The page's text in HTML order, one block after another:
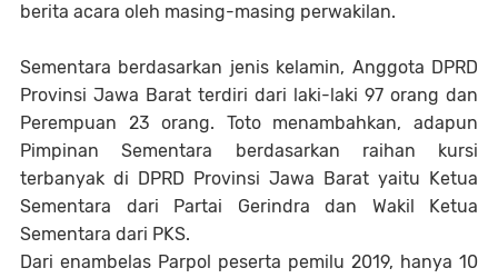
berita acara oleh masing-masing perwakilan.
Sementara berdasarkan jenis kelamin, Anggota DPRD
Provinsi Jawa Barat terdiri dari laki-laki 97 orang dan
Perempuan 23 orang. Toto menambahkan, adapun
Pimpinan Sementara berdasarkan raihan kursi
terbanyak di DPRD Provinsi Jawa Barat yaitu Ketua
Sementara dari Partai Gerindra dan Wakil Ketua
Sementara dari PKS.
Dari enambelas Parpol peserta pemilu 2019, hanya 10